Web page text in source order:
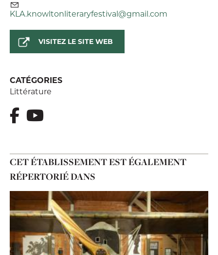
KLA.knowltonliteraryfestival@gmail.com
VISITEZ LE SITE WEB
CATÉGORIES
Littérature
CET ÉTABLISSEMENT EST ÉGALEMENT
RÉPERTORIÉ DANS